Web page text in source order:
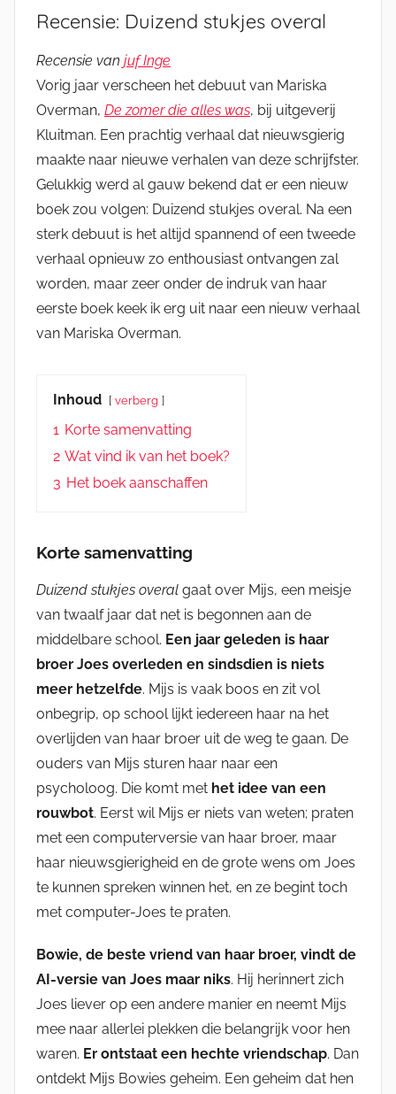
Recensie: Duizend stukjes overal
Recensie van juf Inge
Vorig jaar verscheen het debuut van Mariska
Overman, De zomer die alles was, bij uitgeverij
Kluitman. Een prachtig verhaal dat nieuwsgierig
maakte naar nieuwe verhalen van deze schrijfster.
Gelukkig werd al gauw bekend dat er een nieuw
boek zou volgen: Duizend stukjes overal. Na een
sterk debuut is het altijd spannend of een tweede
verhaal opnieuw zo enthousiast ontvangen zal
worden, maar zeer onder de indruk van haar
eerste boek keek ik erg uit naar een nieuw verhaal
van Mariska Overman.
Inhoud verberg
1 Korte samenvatting
2 Wat vind ik van het boek?
3 Het boek aanschaffen
Korte samenvatting
Duizend stukjes overal gaat over Mijs, een meisje
van twaalf jaar dat net is begonnen aan de
middelbare school. Een jaar geleden is haar
broer Joes overleden en sindsdien is niets
meer hetzelfde. Mijs is vaak boos en zit vol
onbegrip, op school lijkt iedereen haar na het
overlijden van haar broer uit de weg te gaan. De
ouders van Mijs sturen haar naar een
psycholoog. Die komt met het idee van een
rouwbot. Eerst wil Mijs er niets van weten; praten
met een computerversie van haar broer, maar
haar nieuwsgierigheid en de grote wens om Joes
te kunnen spreken winnen het, en ze begint toch
met computer-Joes te praten.
Bowie, de beste vriend van haar broer, vindt de
AI-versie van Joes maar niks. Hij herinnert zich
Joes liever op een andere manier en neemt Mijs
mee naar allerlei plekken die belangrijk voor hen
waren. Er ontstaat een hechte vriendschap. Dan
ontdekt Mijs Bowies geheim. Een geheim dat hen